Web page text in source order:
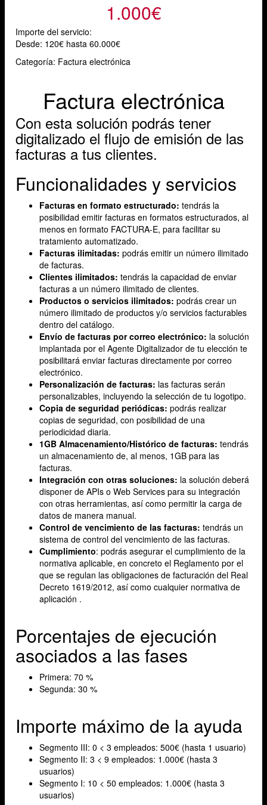
1.000€
Importe del servicio:
Desde: 120€ hasta 60.000€
Categoría: Factura electrónica
Factura electrónica
Con esta solución podrás tener
digitalizado el flujo de emisión de las
facturas a tus clientes.
Funcionalidades y servicios
Facturas en formato estructurado: tendrás la
posibilidad emitir facturas en formatos estructurados, al
menos en formato FACTURA-E, para facilitar su
tratamiento automatizado.
Facturas ilimitadas: podrás emitir un número ilimitado
de facturas.
Clientes ilimitados: tendrás la capacidad de enviar
facturas a un número ilimitado de clientes.
Productos o servicios ilimitados: podrás crear un
número ilimitado de productos y/o servicios facturables
dentro del catálogo.
Envío de facturas por correo electrónico: la solución
implantada por el Agente Digitalizador de tu elección te
posibilitará enviar facturas directamente por correo
electrónico.
Personalización de facturas: las facturas serán
personalizables, incluyendo la selección de tu logotipo.
Copia de seguridad periódicas: podrás realizar
copias de seguridad, con posibilidad de una
periodicidad diaria.
1GB Almacenamiento/Histórico de facturas: tendrás
un almacenamiento de, al menos, 1GB para las
facturas.
Integración con otras soluciones: la solución deberá
disponer de APIs o Web Services para su integración
con otras herramientas, así como permitir la carga de
datos de manera manual.
Control de vencimiento de las facturas: tendrás un
sistema de control del vencimiento de las facturas.
Cumplimiento: podrás asegurar el cumplimiento de la
normativa aplicable, en concreto el Reglamento por el
que se regulan las obligaciones de facturación del Real
Decreto 1619/2012, así como cualquier normativa de
aplicación .
Porcentajes de ejecución
asociados a las fases
Primera: 70 %
Segunda: 30 %
Importe máximo de la ayuda
Segmento III: 0 < 3 empleados: 500€ (hasta 1 usuario)
Segmento II: 3 < 9 empleados: 1.000€ (hasta 3
usuarios)
Segmento I: 10 < 50 empleados: 1.000€ (hasta 3
usuarios)